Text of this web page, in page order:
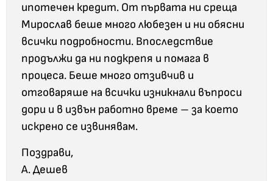
ипотечен кредит. От първата ни среща
Мирослав беше много любезен и ни обясни
всички подробности. Впоследствие
продължи да ни подкрепя и помага в
процеса. Беше много отзивчив и
отговаряше на всички изникнали въпроси
дори и в извън работно време – за което
искрено се извинявам.
Поздрави,
А. Дешев